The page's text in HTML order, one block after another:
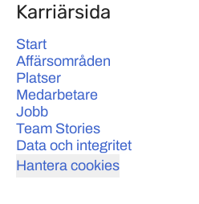
Karriärsida
Start
Affärsområden
Platser
Medarbetare
Jobb
Team Stories
Data och integritet
Hantera cookies